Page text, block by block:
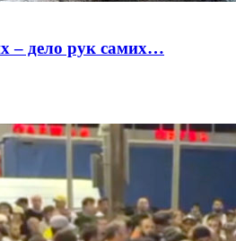
– дело рук самих…